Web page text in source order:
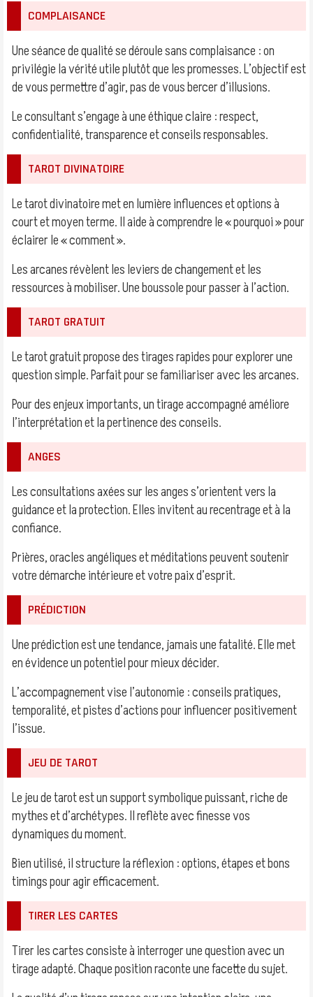
COMPLAISANCE
Une séance de qualité se déroule sans complaisance : on
privilégie la vérité utile plutôt que les promesses. L’objectif est
de vous permettre d’agir, pas de vous bercer d’illusions.
Le consultant s’engage à une éthique claire : respect,
confidentialité, transparence et conseils responsables.
TAROT DIVINATOIRE
Le tarot divinatoire met en lumière influences et options à
court et moyen terme. Il aide à comprendre le « pourquoi » pour
éclairer le « comment ».
Les arcanes révèlent les leviers de changement et les
ressources à mobiliser. Une boussole pour passer à l’action.
TAROT GRATUIT
Le tarot gratuit propose des tirages rapides pour explorer une
question simple. Parfait pour se familiariser avec les arcanes.
Pour des enjeux importants, un tirage accompagné améliore
l’interprétation et la pertinence des conseils.
ANGES
Les consultations axées sur les anges s’orientent vers la
guidance et la protection. Elles invitent au recentrage et à la
confiance.
Prières, oracles angéliques et méditations peuvent soutenir
votre démarche intérieure et votre paix d’esprit.
PRÉDICTION
Une prédiction est une tendance, jamais une fatalité. Elle met
en évidence un potentiel pour mieux décider.
L’accompagnement vise l’autonomie : conseils pratiques,
temporalité, et pistes d’actions pour influencer positivement
l’issue.
JEU DE TAROT
Le jeu de tarot est un support symbolique puissant, riche de
mythes et d’archétypes. Il reflète avec finesse vos
dynamiques du moment.
Bien utilisé, il structure la réflexion : options, étapes et bons
timings pour agir efficacement.
TIRER LES CARTES
Tirer les cartes consiste à interroger une question avec un
tirage adapté. Chaque position raconte une facette du sujet.